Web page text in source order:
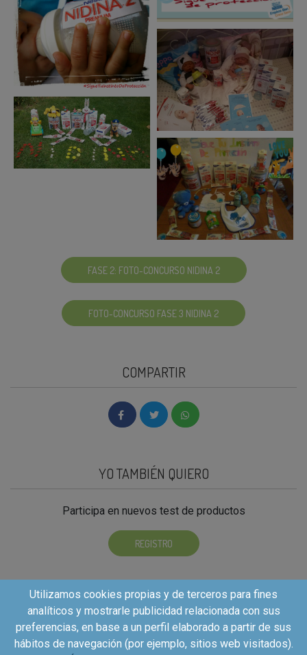
FASE 2: FOTO-CONCURSO NIDINA 2
FOTO-CONCURSO FASE 3 NIDINA 2
COMPARTIR
YO TAMBIÉN QUIERO
Participa en nuevos test de productos
REGISTRO
Utilizamos cookies propias y de terceros para fines
analíticos y mostrarle publicidad relacionada con sus
preferencias, en base a un perfil elaborado a partir de sus
hábitos de navegación (por ejemplo, sitios web visitados).